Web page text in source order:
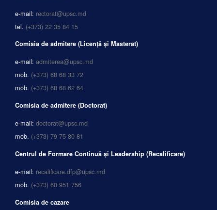
e-mail: rectorat@upsc.md
tel. (+373) 22 35 84 15
Comisia de admitere (Licență și Masterat)
e-mail: admiterea@upsc.md
mob. (+373) 68 68 33 72
mob. (+373) 68 68 62 64
Comisia de admitere (Doctorat)
e-mail: doctorat@upsc.md
mob. (+373) 79 75 80 81
Centrul de Formare Continuă și Leadership (Recalificare)
e-mail: recalificare.dfp@upsc.md
mob. (+373) 60 951 756
Comisia de cazare